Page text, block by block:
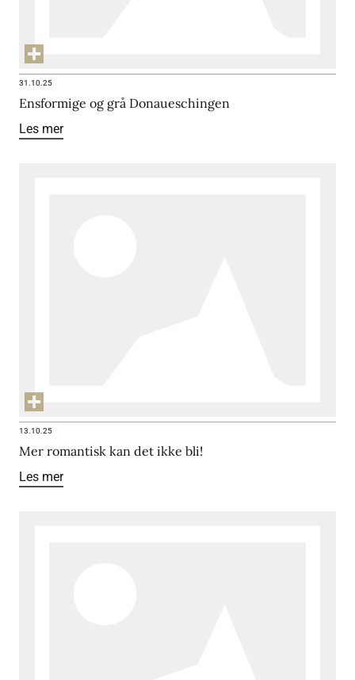
31.10.25
Ensformige og grå Donaueschingen
Les mer
13.10.25
Mer romantisk kan det ikke bli!
Les mer